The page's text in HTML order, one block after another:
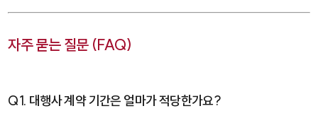
자주 묻는 질문 (FAQ)
Q1. 대행사 계약 기간은 얼마가 적당한가요?